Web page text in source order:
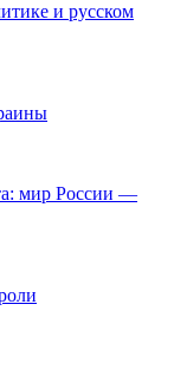
и русском
мир России —